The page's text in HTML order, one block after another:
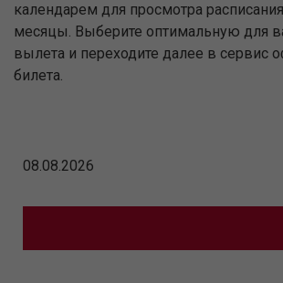
календарем для просмотра
месяцы. Выберите оптимальную для
вылета и переходите далее в сервис
билета.